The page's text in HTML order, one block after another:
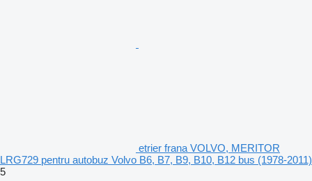
etrier frana VOLVO, MERITOR
LRG729 pentru autobuz Volvo B6, B7, B9, B10, B12 bus (1978-2011)
5